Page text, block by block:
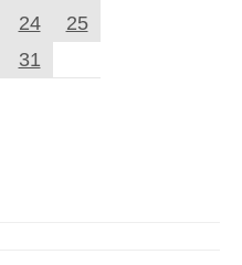
24
25
31